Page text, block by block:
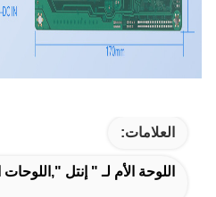
العلامات:
اللوحة الأم لـ " إنتل